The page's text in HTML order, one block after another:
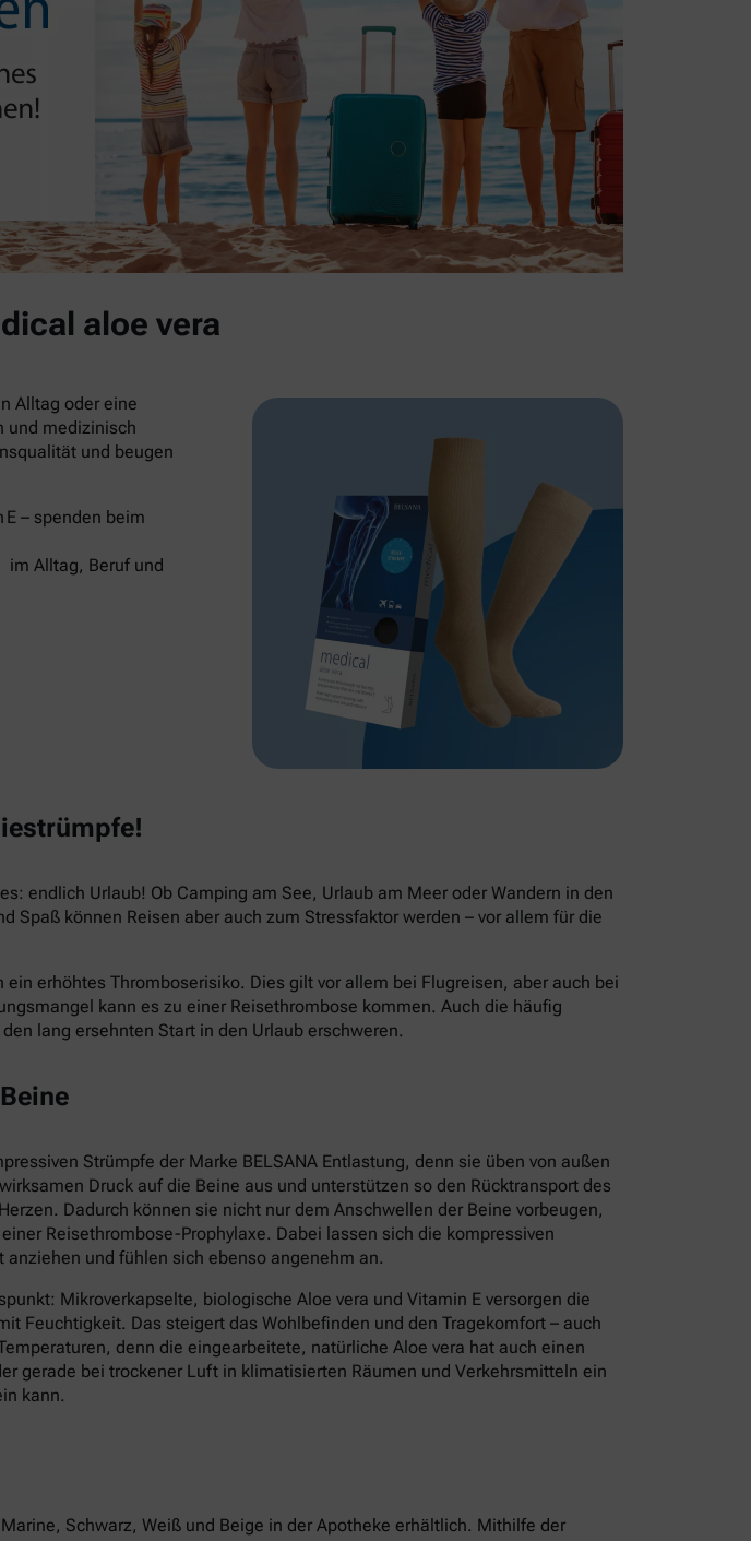
aloe vera
Alltag oder eine
und medizinisch
und beugen
– spenden beim
im Alltag, Beruf und
endlich Urlaub! Ob Camping am See, Urlaub am Meer oder Wandern in den
Spaß können Reisen aber auch zum Stressfaktor werden – vor allem für die
erhöhtes Thromboserisiko. Dies gilt vor allem bei Flugreisen, aber auch bei
kann es zu einer Reisethrombose kommen. Auch die häufig
lang ersehnten Start in den Urlaub erschweren.
Strümpfe der Marke BELSANA Entlastung, denn sie üben von außen
Druck auf die Beine aus und unterstützen so den Rücktransport des
Dadurch können sie nicht nur dem Anschwellen der Beine vorbeugen,
Reisethrombose-Prophylaxe. Dabei lassen sich die kompressiven
anziehen und fühlen sich ebenso angenehm an.
Mikroverkapselte, biologische Aloe vera und Vitamin E versorgen die
Feuchtigkeit. Das steigert das Wohlbefinden und den Tragekomfort – auch
denn die eingearbeitete, natürliche Aloe vera hat auch einen
gerade bei trockener Luft in klimatisierten Räumen und Verkehrsmitteln ein
kann.
Schwarz, Weiß und Beige in der Apotheke erhältlich. Mithilfe der